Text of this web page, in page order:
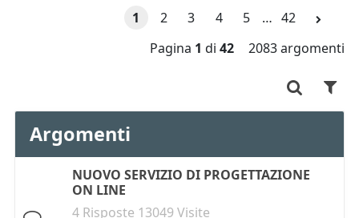
1 2 3 4 5 … 42
Pagina 1 di 42 2083 argomenti
Argomenti
NUOVO SERVIZIO DI PROGETTAZIONE
ON LINE
4 Risposte 13049 Visite